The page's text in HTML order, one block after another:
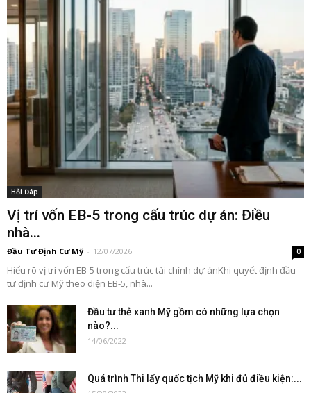
Hỏi Đáp
Vị trí vốn EB-5 trong cấu trúc dự án: Điều
nhà...
Đầu Tư Định Cư Mỹ - 12/07/2026 0
Hiểu rõ vị trí vốn EB-5 trong cấu trúc tài chính dự ánKhi quyết định đầu
tư định cư Mỹ theo diện EB-5, nhà...
Đầu tư thẻ xanh Mỹ gồm có những lựa chọn
nào?...
14/06/2022
Quá trình Thi lấy quốc tịch Mỹ khi đủ điều kiện:...